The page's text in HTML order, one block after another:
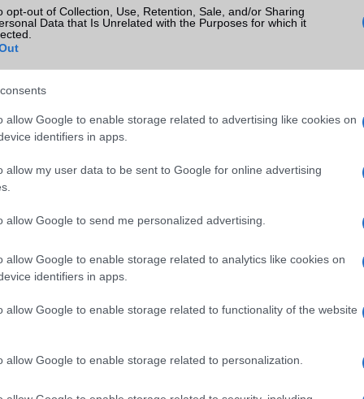
opt-out of Collection, Use, Retention, Sale, and/or Sharing
Data that Is Unrelated with the Purposes for which it
allow Google to enable storage related to advertising like cookies on
identifiers in apps.
allow my user data to be sent to Google for online advertising
allow Google to send me personalized advertising.
allow Google to enable storage related to analytics like cookies on
identifiers in apps.
allow Google to enable storage related to functionality of the website
allow Google to enable storage related to personalization.
NFC Van
aGPS (USA), Glonass (Orosz)
Típus
Cserélhetőség
Gyorstöltés
ALKALMAZÁSOK ÉS ÉRZÉKELŐK